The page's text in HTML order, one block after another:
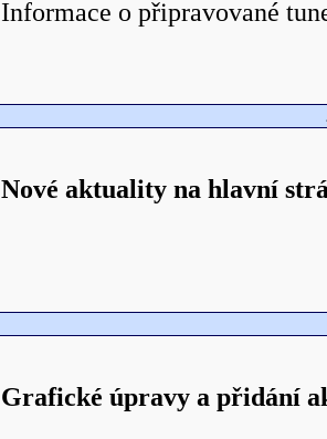
Informace o připravované
Nové aktuality na hlavní
Grafické úpravy a přidání